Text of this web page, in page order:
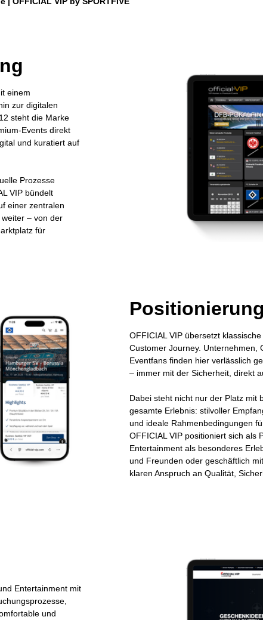
einem
zur digitalen
steht die Marke
Events direkt
und kuratiert auf
Prozesse
VIP bündelt
einer zentralen
– von der
für
OFFICIAL VIP übersetzt
Customer Journey. Unternehmen,
Eventfans finden hier verlässlich
– immer mit der Sicherheit, direkt
Dabei steht nicht nur der Platz mit
gesamte Erlebnis: stilvoller
und ideale Rahmenbedingungen
OFFICIAL VIP positioniert sich als
Entertainment als besonderes
und Freunden oder geschäftlich
klaren Anspruch an Qualität,
Entertainment mit
und